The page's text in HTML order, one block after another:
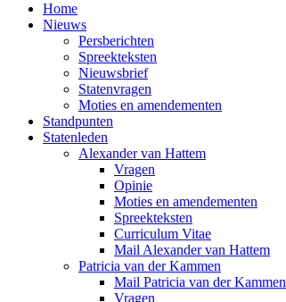
Home
Nieuws
Persberichten
Spreekteksten
Nieuwsbrief
Statenvragen
Moties en amendementen
Standpunten
Statenleden
Alexander van Hattem
Vragen
Opinie
Moties en amendementen
Spreekteksten
Curriculum Vitae
Mail Alexander van Hattem
Patricia van der Kammen
Mail Patricia van der Kammen
Vragen